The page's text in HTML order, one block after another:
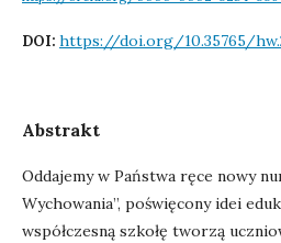
DOI: https://doi.org/10.35765/
Abstrakt
Oddajemy w Państwa ręce nowy
Wychowania”, poświęcony idei
współczesną szkołę tworzą